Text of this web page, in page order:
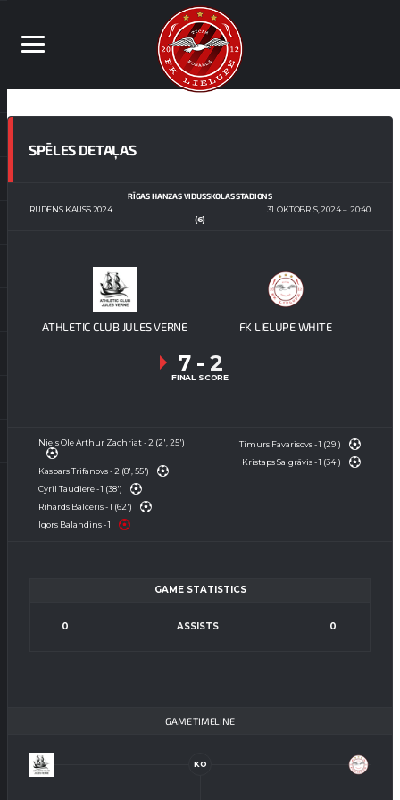
SPĒLES DETAĻAS
RUDENS KAUSS 2024
RĪGAS HANZAS VIDUSSKOLAS STADIONS
31. OKTOBRIS, 2024
20:40
(6)
ATHLETIC CLUB JULES VERNE FK LIELUPE WHITE
7 - 2
FINAL SCORE
Niels Ole Arthur Zachriat - 2 (2', 25')
Kaspars Trifanovs - 2 (8', 55')
Cyril Taudiere - 1 (38')
Rihards Balceris - 1 (62')
Igors Balandins - 1
Timurs Favarisovs - 1 (29')
Kristaps Salgrāvis - 1 (34')
GAME STATISTICS
0 ASSISTS 0
GAME TIMELINE
KO